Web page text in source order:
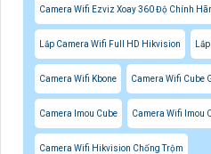
Camera Wifi Ezviz Xoay 360 Độ Chính
Lắp Camera Wifi Full HD Hikvision
Camera Wifi Kbone Camera Wifi Cube
Camera Imou Cube Camera Wifi Imou
Camera Wifi Hikvision Chống Trộm